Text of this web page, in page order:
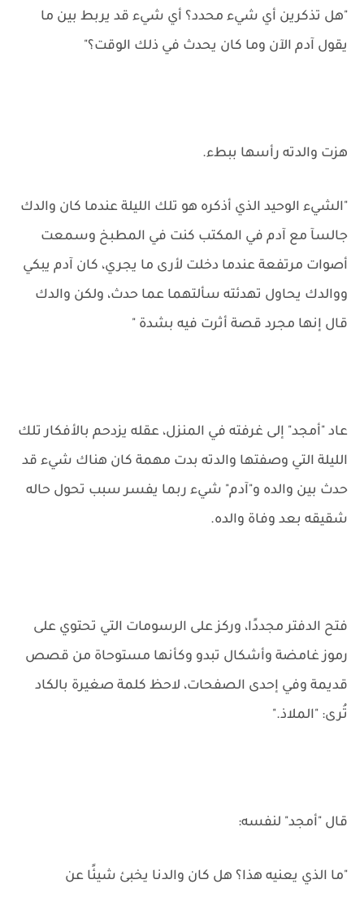
"هل تذكرين أي شيء محدد؟ أي شيء قد يربط بين ما
يقول آدم الآن وما كان يحدث في ذلك الوقت؟"
هزت والدته رأسها ببطء.
"الشيء الوحيد الذي أذكره هو تلك الليلة عندما كان والدك
جالسآ مع آدم في المكتب كنت في المطبخ وسمعت
أصوات مرتفعة عندما دخلت لأرى ما يجري، كان آدم يبكي
ووالدك يحاول تهدئته سألتهما عما حدث، ولكن والدك
قال إنها مجرد قصة أثرت فيه بشدة "
عاد "أمجد" إلى غرفته في المنزل، عقله يزدحم بالأفكار تلك
الليلة التي وصفتها والدته بدت مهمة كان هناك شيء قد
حدث بين والده و"آدم" شيء ربما يفسر سبب تحول حاله
شقيقه بعد وفاة والده.
فتح الدفتر مجددًا، وركز على الرسومات التي تحتوي على
رموز غامضة وأشكال تبدو وكأنها مستوحاة من قصص
قديمة وفي إحدى الصفحات، لاحظ كلمة صغيرة بالكاد
تُرى: "الملاذ."
قال "أمجد" لنفسه:
"ما الذي يعنيه هذا؟ هل كان والدنا يخبئ شيئًا عن